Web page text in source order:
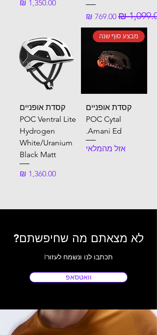
רגיל
מחיר מבצע
מחיר
מבצע סוף שנה
קסדת אופניים
POC Cytal
Amani Ed.
אזל מהמלאי
קסדת אופניים
POC Ventral Lite
Hydrogen
White/Uranium
Black Matt
מחיר
לא מצאתם מה שחיפשתם?
Iתכתבו לנו ונשמח לעזור
וואטסאפ